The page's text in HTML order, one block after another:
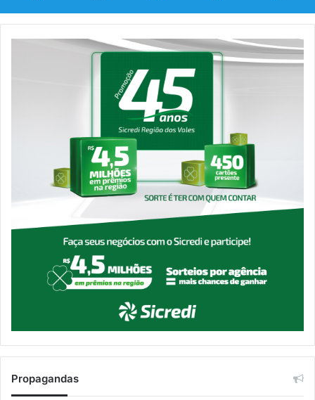
Propagandas